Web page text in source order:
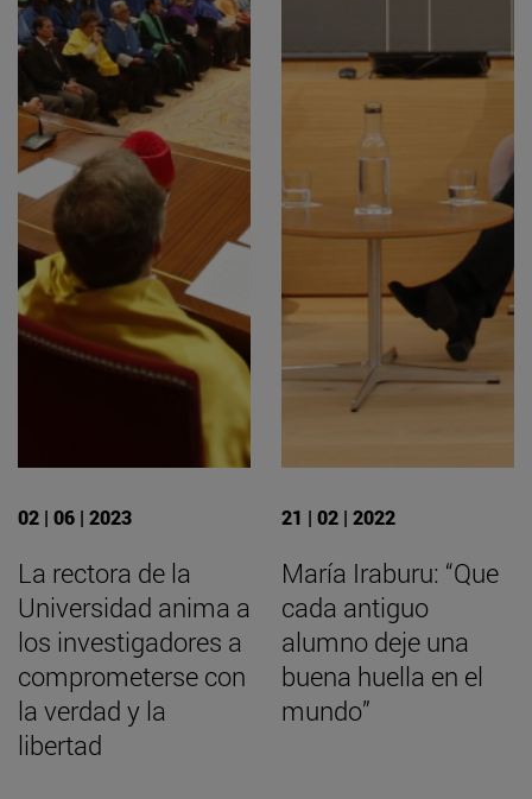
02 | 06 | 2023
La rectora de la
Universidad anima a
los investigadores a
comprometerse con
la verdad y la
libertad
21 | 02 | 2022
María Iraburu: “Que
cada antiguo
alumno deje una
buena huella en el
mundo”